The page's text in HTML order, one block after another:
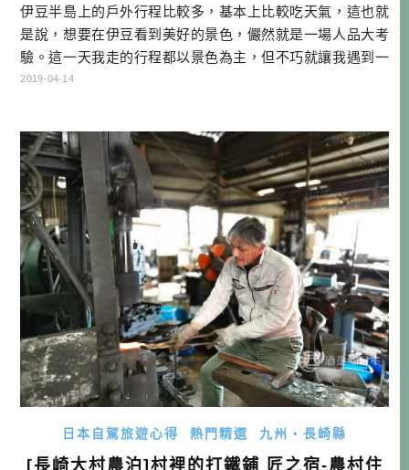
伊豆半島上的戶外行程比較多，基本上比較吃天氣，這也就
是說，想要在伊豆看到美好的景色，儼然就是一場人品大考
驗。這一天我走的行程都以景色為主，但不巧就讓我遇到一
個大陰天，不時還滴幾滴雨下來，只能說伊豆人品考試不合
士川(休息站)→ダイワロイネットホテルぬまづ→住宿 DAY
2 →NISS […]…
2019-04-14
日本自駕旅遊心得 熱門精選 九州・長崎縣
[長崎大村農泊]村裡的打鐵鋪 匠之宿-農村住